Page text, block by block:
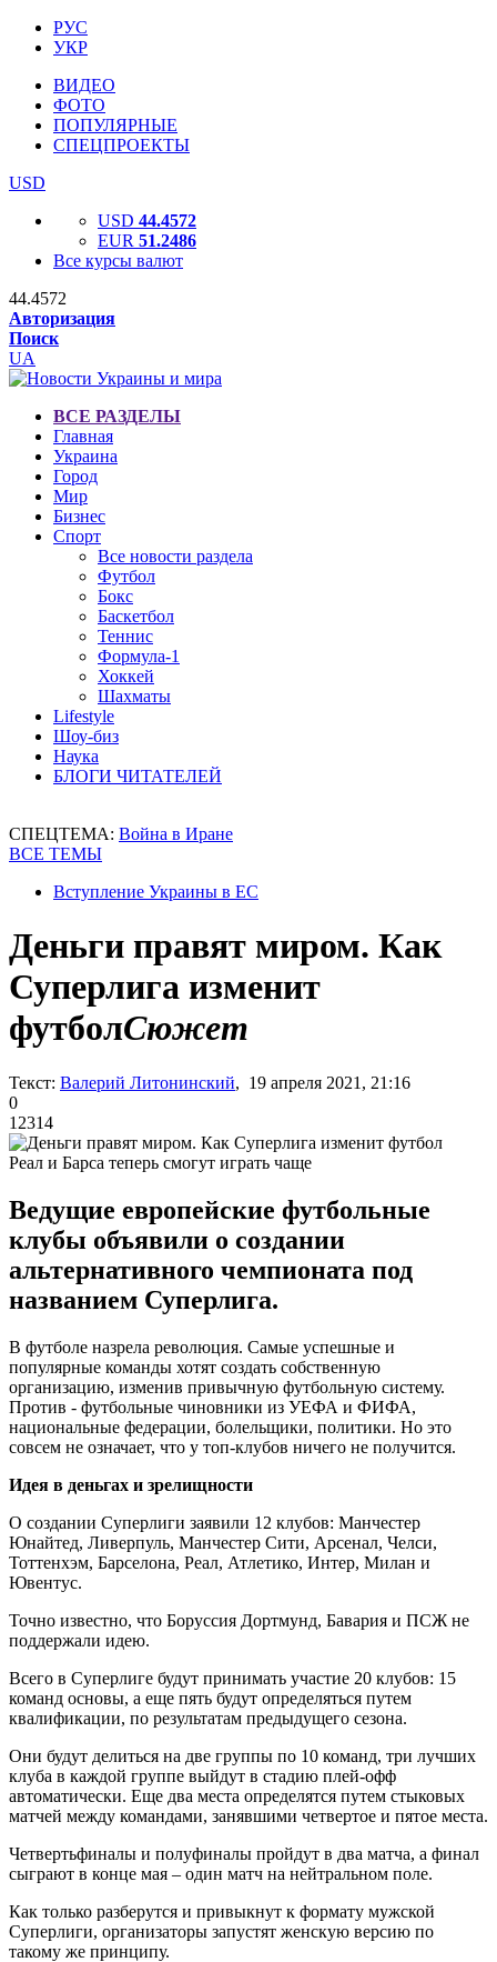
РУС
УКР
ВИДЕО
ФОТО
ПОПУЛЯРНЫЕ
СПЕЦПРОЕКТЫ
USD
USD 44.4572
EUR 51.2486
Все курсы валют
44.4572
Авторизация
Поиск
UA
ВСЕ РАЗДЕЛЫ
Главная
Украина
Город
Мир
Бизнес
Спорт
Все новости раздела
Футбол
Бокс
Баскетбол
Теннис
Формула-1
Хоккей
Шахматы
Lifestyle
Шоу-биз
Наука
БЛОГИ ЧИТАТЕЛЕЙ
СПЕЦТЕМА: Война в Иране
ВСЕ ТЕМЫ
Вступление Украины в ЕС
Деньги правят миром. Как
Суперлига изменит
футболСюжет
Текст: Валерий Литонинский, 19 апреля 2021, 21:16
0
12314
Реал и Барса теперь смогут играть чаще
Ведущие европейские футбольные
клубы объявили о создании
альтернативного чемпионата под
названием Суперлига.
В футболе назрела революция. Самые успешные и
популярные команды хотят создать собственную
организацию, изменив привычную футбольную систему.
Против - футбольные чиновники из УЕФА и ФИФА,
национальные федерации, болельщики, политики. Но это
совсем не означает, что у топ-клубов ничего не получится.
Идея в деньгах и зрелищности
О создании Суперлиги заявили 12 клубов: Манчестер
Юнайтед, Ливерпуль, Манчестер Сити, Арсенал, Челси,
Тоттенхэм, Барселона, Реал, Атлетико, Интер, Милан и
Ювентус.
Точно известно, что Боруссия Дортмунд, Бавария и ПСЖ не
поддержали идею.
Всего в Суперлиге будут принимать участие 20 клубов: 15
команд основы, а еще пять будут определяться путем
квалификации, по результатам предыдущего сезона.
Они будут делиться на две группы по 10 команд, три лучших
клуба в каждой группе выйдут в стадию плей-офф
автоматически. Еще два места определятся путем стыковых
матчей между командами, занявшими четвертое и пятое места.
Четвертьфиналы и полуфиналы пройдут в два матча, а финал
сыграют в конце мая – один матч на нейтральном поле.
Как только разберутся и привыкнут к формату мужской
Суперлиги, организаторы запустят женскую версию по
такому же принципу.